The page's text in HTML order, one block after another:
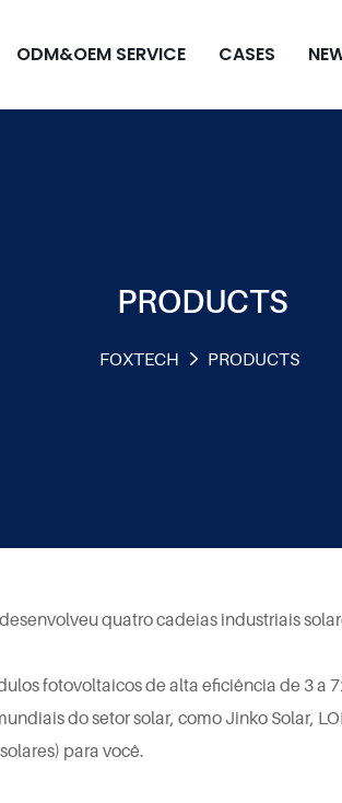
ODM&OEM SERVICE CASES
PRODUCTS
FOXTECH PRODUCTS
quatro cadeias industriais
fotovoltaicos de alta eficiência de 3 a
do setor solar, como Jinko Solar,
para você.